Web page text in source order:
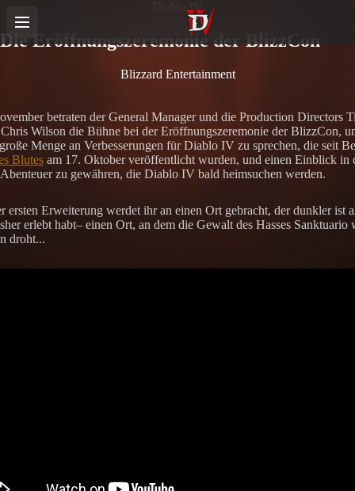
Diablo IV
Die Eröffnungszeremonie der BlizzCon
Blizzard Entertainment
betraten der General Manager und die Production Directors
Wilson die Bühne bei der Eröffnungszeremonie der BlizzCon,
Menge an Verbesserungen für Diablo IV zu sprechen, die seit
Blutes am 17. Oktober veröffentlicht wurden, und einen Einblick in
zu gewähren, die Diablo IV bald heimsuchen werden.
ersten Erweiterung werdet ihr an einen Ort gebracht, der dunkler ist
erlebt habt– einen Ort, an dem die Gewalt des Hasses Sanktuario
droht...